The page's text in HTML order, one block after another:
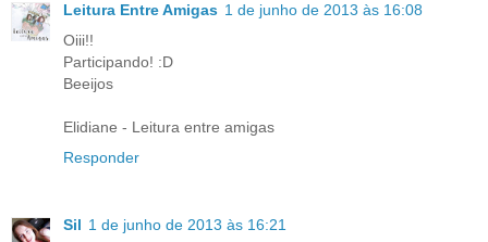
Leitura Entre Amigas 1 de junho de 2013 às 16:08
Oiii!!
Participando! :D
Beeijos
Elidiane - Leitura entre amigas
Responder
Sil 1 de junho de 2013 às 16:21